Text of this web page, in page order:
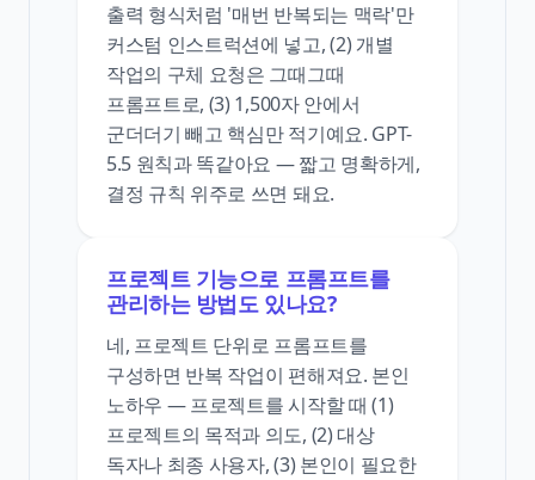
출력 형식처럼 '매번 반복되는 맥락'만
커스텀 인스트럭션에 넣고, (2) 개별
작업의 구체 요청은 그때그때
프롬프트로, (3) 1,500자 안에서
군더더기 빼고 핵심만 적기예요. GPT-
5.5 원칙과 똑같아요 — 짧고 명확하게,
결정 규칙 위주로 쓰면 돼요.
프로젝트 기능으로 프롬프트를
관리하는 방법도 있나요?
네, 프로젝트 단위로 프롬프트를
구성하면 반복 작업이 편해져요. 본인
노하우 — 프로젝트를 시작할 때 (1)
프로젝트의 목적과 의도, (2) 대상
독자나 최종 사용자, (3) 본인이 필요한